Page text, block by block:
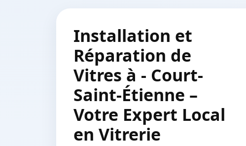
Installation et
Réparation de
Vitres à - Court-
Saint-Étienne –
Votre Expert Local
en Vitrerie